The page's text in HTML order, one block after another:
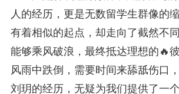
人的经历，更是无数留学生群像的
有着相似的起点，却走向了截然不
能够乘风破浪，最终抵达理想的🔥
风雨中跌倒，需要时间来舔舐伤口
刘玥的经历，无疑为我们提供了一